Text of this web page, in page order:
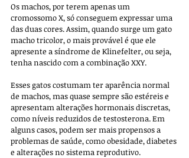
Os machos, por terem apenas um
cromossomo X, só conseguem expressar uma
das duas cores. Assim, quando surge um gato
macho tricolor, o mais provável é que ele
apresente a síndrome de Klinefelter, ou seja,
tenha nascido com a combinação XXY.
Esses gatos costumam ter aparência normal
de machos, mas quase sempre são estéreis e
apresentam alterações hormonais discretas,
como níveis reduzidos de testosterona. Em
alguns casos, podem ser mais propensos a
problemas de saúde, como obesidade, diabetes
e alterações no sistema reprodutivo.